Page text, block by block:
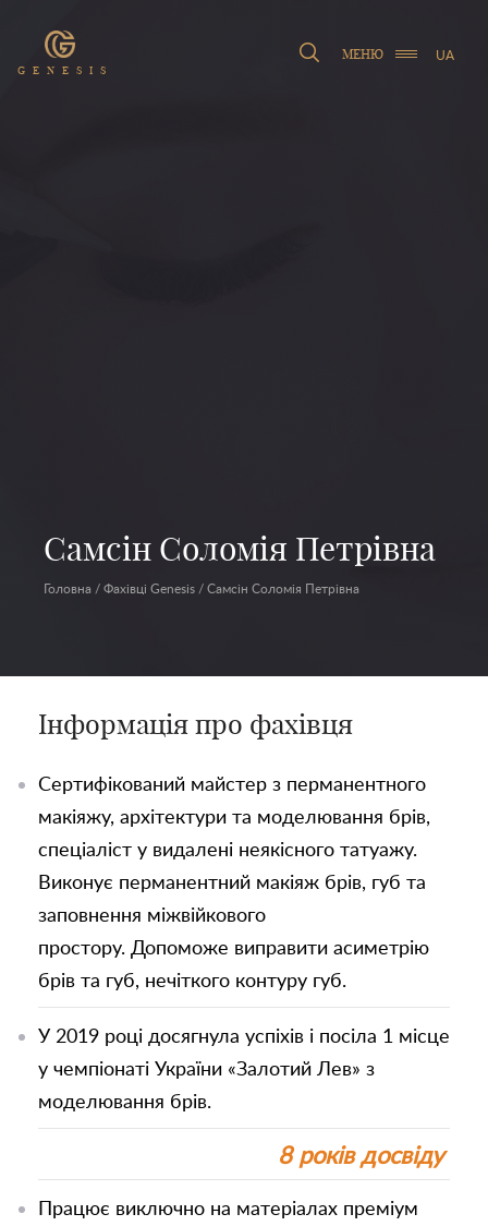
GENESIS
МЕНЮ UA
Самсін Соломія Петрівна
Головна /Фахівці Genesis/Самсін Соломія Петрівна
Інформація про фахівця
Сертифікований майстер з перманентного
макіяжу, архітектури та моделювання брів,
спеціаліст у видалені неякісного татуажу.
Виконує перманентний макіяж брів, губ та
заповнення міжвійкового
простору. Допоможе виправити асиметрію
брів та губ, нечіткого контуру губ.
У 2019 році досягнула успіхів і посіла 1 місце
у чемпіонаті України «Залотий Лев» з
моделювання брів.
8 років досвіду
Працює виключно на матеріалах преміум